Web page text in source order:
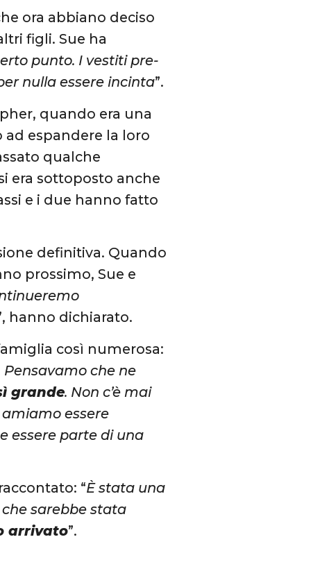
ora abbiano deciso
figli. Sue ha
punto. I vestiti pre-
nulla essere incinta”.
quando era una
espandere la loro
qualche
era sottoposto anche
e i due hanno fatto
definitiva. Quando
prossimo, Sue e
hanno dichiarato.
così numerosa:
Pensavamo che ne
grande. Non c’è mai
essere
essere parte di una
“È stata una
che sarebbe stata
arrivato”.